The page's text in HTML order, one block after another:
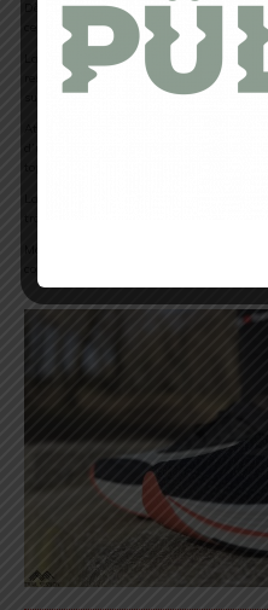
Dès que tu glisses ton pied dans la
celle d’une chaussure à la fois bien
tige en maille tricotée
offre un
respirabilité. Tu sens un ajustement
suffisante au niveau des orteils.
Malgré une structure assez haute au